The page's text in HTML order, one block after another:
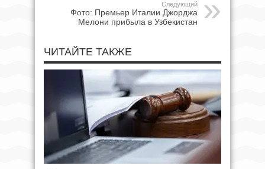
Следующий
Фото: Премьер Италии Джорджа
Мелони прибыла в Узбекистан
ЧИТАЙТЕ ТАКЖЕ